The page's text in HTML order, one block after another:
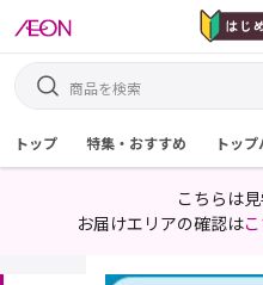
トップ 特集・おすすめ トッ
こちらは見
お届けエリアの確認は